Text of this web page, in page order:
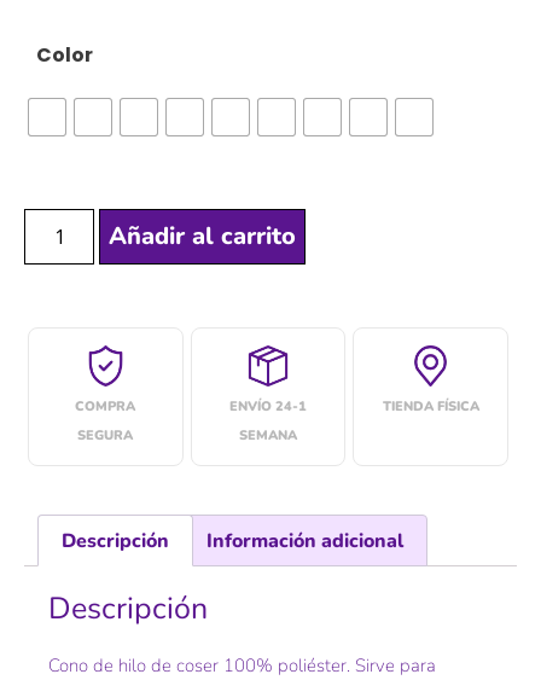
Color
Añadir al carrito
COMPRA
SEGURA
ENVÍO 24-1
SEMANA
TIENDA FÍSICA
Descripción Información adicional
Descripción
Cono de hilo de coser 100% poliéster. Sirve para